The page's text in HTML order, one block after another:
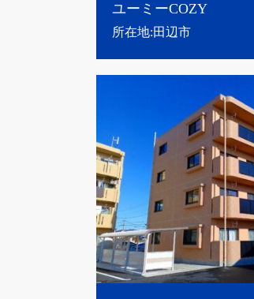
ユーミーCOZY
所在地:田辺市